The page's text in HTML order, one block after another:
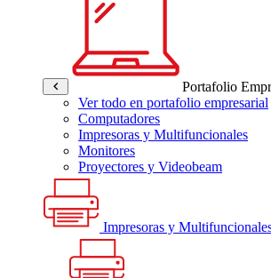
Portafolio
Ver todo en portafolio empresarial
Computadores
Impresoras y Multifuncionales
Monitores
Proyectores y Videobeam
Impresoras y